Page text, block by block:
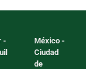
-
México -
Ciudad
de